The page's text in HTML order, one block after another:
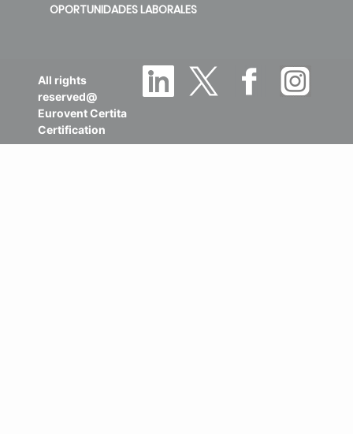
OPORTUNIDADES LABORALES
All rights
reserved@
Eurovent Certita
Certification